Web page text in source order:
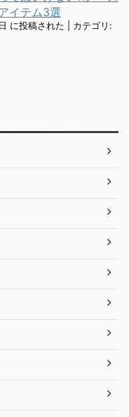
イテム3選
に投稿された
カテゴリ: